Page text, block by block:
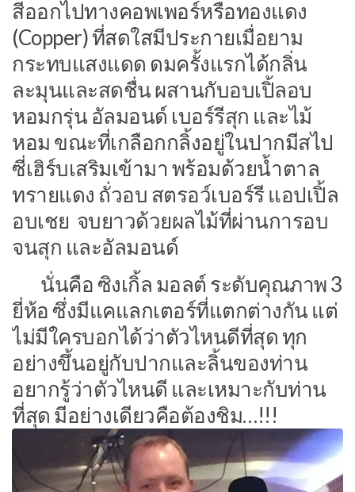
สีออกไปทางคอพเพอร์หรือทองแดง
(Copper) ที่สดใสมีประกายเมื่อยาม
กระทบแสงแดด ดมครั้งแรกได้กลิ่น
ละมุนและสดชื่น ผสานกับอบเปิ้ลอบ
หอมกรุ่น อัลมอนด์ เบอร์รีสุก และไม้
หอม ขณะที่เกลือกกลิ้งอยู่ในปากมีสไป
ซี่เฮิร์บเสริมเข้ามา พร้อมด้วยน้ำตาล
ทรายแดง ถั่วอบ สตรอว์เบอร์รี แอปเปิ้ล
อบเชย จบยาวด้วยผลไม้ที่ผ่านการอบ
จนสุก และอัลมอนด์
นั่นคือ ซิงเกิ้ล มอลต์ ระดับคุณภาพ 3
ยี่ห้อ ซึ่งมีแคแลกเตอร์ที่แตกต่างกัน แต่
ไม่มีใครบอกได้ว่าตัวไหนดีที่สุด ทุก
อย่างขึ้นอยู่กับปากและลิ้นของท่าน
อยากรู้ว่าตัวไหนดี และเหมาะกับท่าน
ที่สุด มีอย่างเดียวคือต้องชิม…!!!